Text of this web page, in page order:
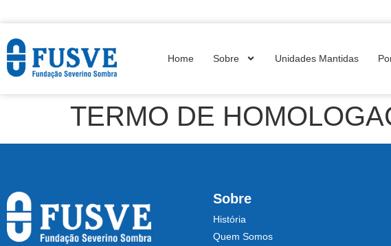
Home Sobre Unidades Mantidas
TERMO DE
Sobre
História
Quem Somos